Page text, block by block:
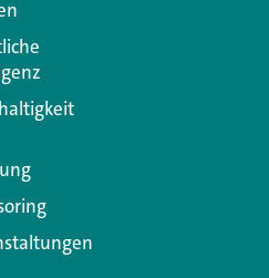
nicht veröffentlicht.
mit